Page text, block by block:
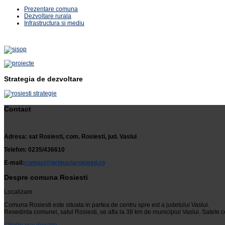
Prezentare comuna
Dezvoltare rurala
Infrastructura si mediu
Strategia de dezvoltare
Contact
Adresa: sat Rosiesti, com. Rosiesti, jud. Vaslui
Telefon: 0235/436610
E-mail:contact@primariarosiesti.ro
Despre comuna Rosiesti
Localizare
Comuna Rosiesti este situata in partea de centru spre est a judetului Vaslui.
Resedinta comunei, satul Rosiesti, se afla la 38 km de municipiul Vaslui.